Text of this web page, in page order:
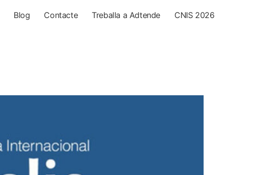
Blog Contacte Treballa a Adtende CNIS 2026